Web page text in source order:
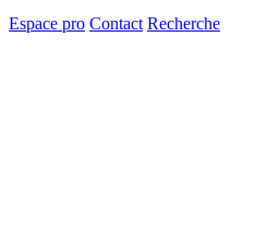
Espace pro Contact Recherche